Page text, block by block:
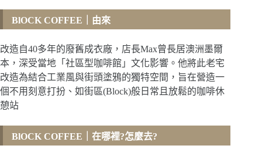
BlOCK COFFEE ｜由來
改造自40多年的廢舊成衣廠，店長Max曾長居澳洲墨爾
本，深受當地「社區型咖啡館」文化影響。他將此老宅
改造為結合工業風與街頭塗鴉的獨特空間，旨在營造一
個不用刻意打扮、如街區(Block)般日常且放鬆的咖啡休
憩站
BlOCK COFFEE ｜在哪裡?怎麼去?